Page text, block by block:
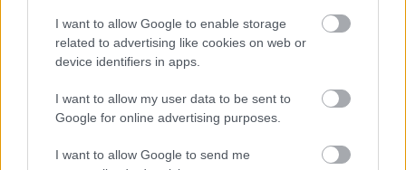
I want to allow Google to enable storage
related to advertising like cookies on web or
device identifiers in apps.
I want to allow my user data to be sent to
Google for online advertising purposes.
I want to allow Google to send me